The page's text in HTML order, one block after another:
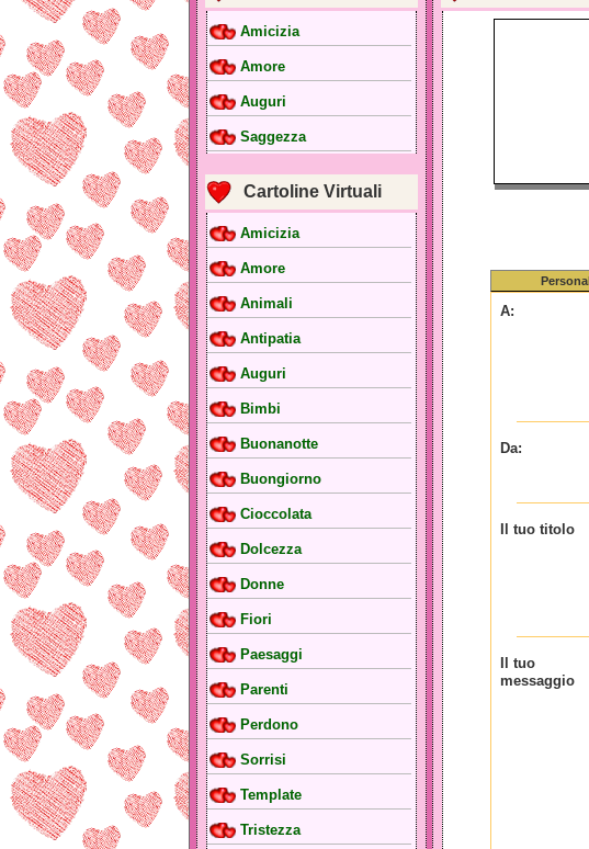
Amicizia
Amore
Auguri
Saggezza
Cartoline Virtuali
Amicizia
Amore
Animali
Antipatia
Auguri
Bimbi
Buonanotte
Buongiorno
Cioccolata
Dolcezza
Donne
Fiori
Paesaggi
Parenti
Perdono
Sorrisi
Template
Tristezza
A:
Da:
Il tuo titolo
Il tuo
messaggio